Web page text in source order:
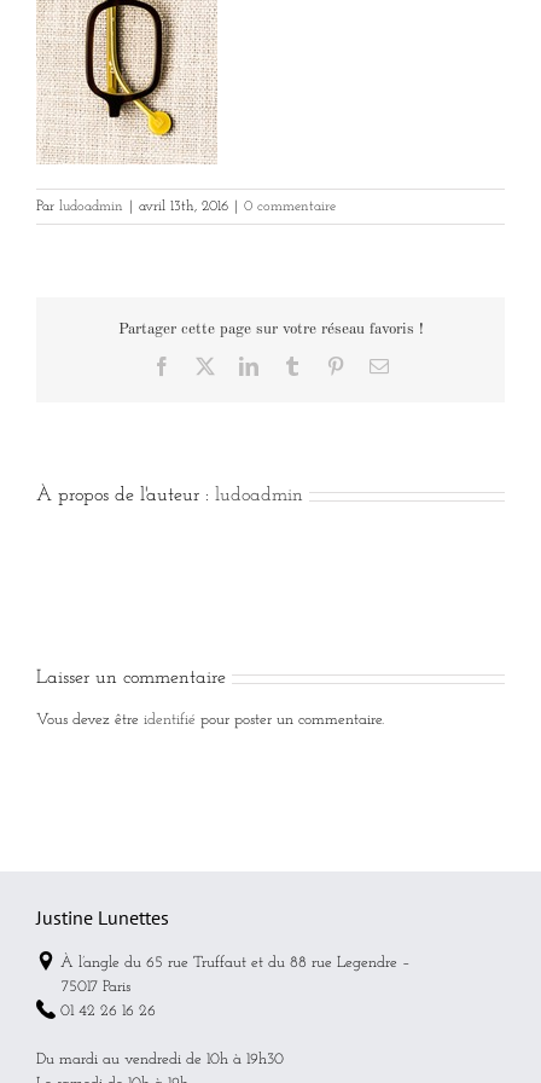
Par ludoadmin avril 13th, 2016 0 commentaire
Partager cette page sur votre réseau favoris !
Facebook LinkedInTumblr PinterestEmail
À propos de l'auteur : ludoadmin
Laisser un commentaire
Vous devez être identifié pour poster un commentaire.
Justine Lunettes
À l’angle du 65 rue Truffaut et du 88 rue Legendre –
75017 Paris
01 42 26 16 26
Du mardi au vendredi de 10h à 19h30